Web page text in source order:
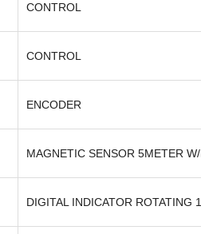
CONTROL
CONTROL
ENCODER
MAGNETIC SENSOR 5METER
DIGITAL INDICATOR ROTATING